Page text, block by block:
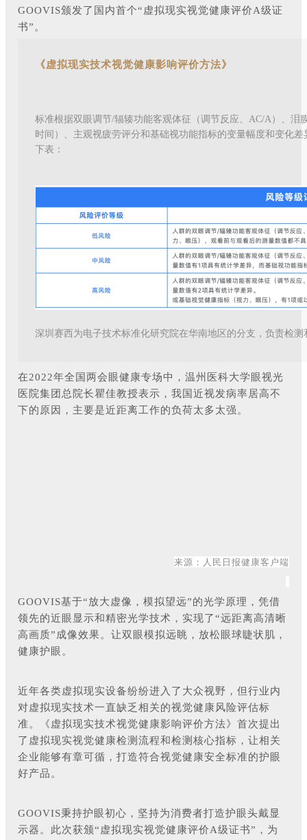
GOOVIS颁发了国内首个“虚拟现实视觉健康评价A级证
书”。
《虚拟现实技术视觉健康影响评价方法》
标准根据双眼调节/辐辏功能客观体征（调节反应、AC/A）、泪
时间）、主观视疲劳评分和基础视功能指标的变量幅度和变化
下表：
深圳赛西为电子技术标准化研究院在华南地区的分支，负责检测
在2022年全国两会眼健康专场中，温州医科大学眼视光
医院集团总院长瞿佳教授表示，我国近视发病率居高不
下的原因，主要是近距离工作的负荷太多太强。
来源：人民日报健康客户端
GOOVIS基于“放大虚像，模拟望远”的光学原理，凭借
领先的近眼显示和精密光学技术，实现了“远距离高清晰
高画质”成像效果。让双眼模拟远眺，放松眼球睫状肌，
健康护眼。
近年各类虚拟现实设备纷纷进入了大众视野，但行业内
对虚拟现实技术一直缺乏相关的视觉健康风险评估标
准。《虚拟现实技术视觉健康影响评价方法》首次提出
了虚拟现实视觉健康检测流程和检测核心指标，让相关
企业能够有章可循，打造符合视觉健康安全标准的护眼
好产品。
GOOVIS秉持护眼初心，坚持为消费者打造护眼头戴显
示器。此次获颁“虚拟现实视觉健康评价A级证书”，为